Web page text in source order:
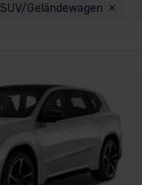
SUV/Geländewagen